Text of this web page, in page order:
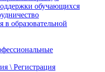
обучающихся
в образовательной
\ Регистрация